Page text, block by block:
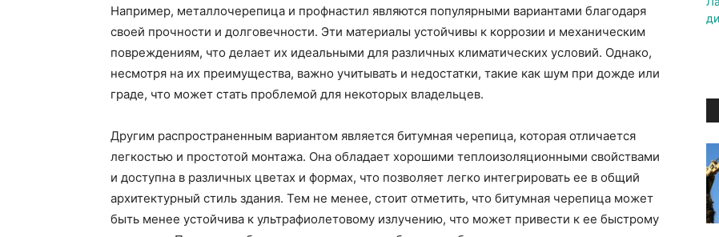
Например, металлочерепица и профнастил являются популярными вариантами благодаря
своей прочности и долговечности. Эти материалы устойчивы к коррозии и механическим
повреждениям, что делает их идеальными для различных климатических условий. Однако,
несмотря на их преимущества, важно учитывать и недостатки, такие как шум при дожде или
граде, что может стать проблемой для некоторых владельцев.
Другим распространенным вариантом является битумная черепица, которая отличается
легкостью и простотой монтажа. Она обладает хорошими теплоизоляционными свойствами
и доступна в различных цветах и формах, что позволяет легко интегрировать ее в общий
архитектурный стиль здания. Тем не менее, стоит отметить, что битумная черепица может
быть менее устойчива к ультрафиолетовому излучению, что может привести к ее быстрому